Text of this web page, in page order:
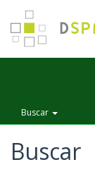
Buscar
Buscar